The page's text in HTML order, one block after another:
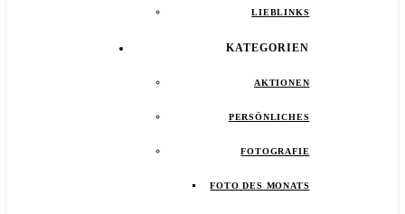
LIEBLINKS
KATEGORIEN
AKTIONEN
PERSÖNLICHES
FOTOGRAFIE
FOTO DES MONATS